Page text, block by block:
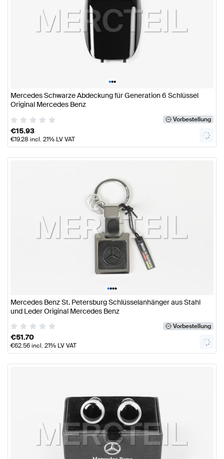
•••
Mercedes Schwarze Abdeckung für Generation 6 Schlüssel
Original Mercedes Benz
Vorbestellung
€15.93
€19.28 incl. 21% LV VAT
••••
Mercedes Benz St. Petersburg Schlüsselanhänger aus Stahl
und Leder Original Mercedes Benz
Vorbestellung
€51.70
€62.56incl. 21% LV VAT